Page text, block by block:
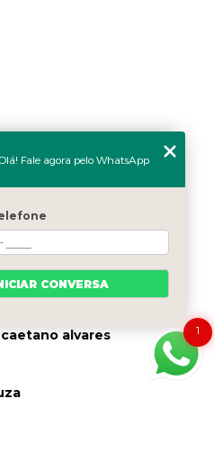
carlos
alvares
1
Fale agora pelo WhatsApp
CONVERSA